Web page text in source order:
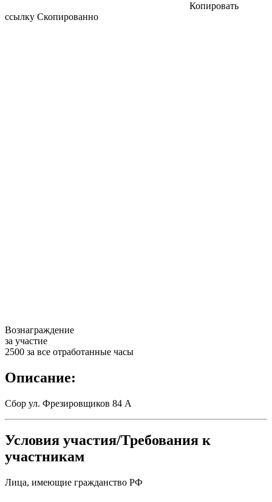
Копировать
ссылку Скопированно
Вознаграждение
за участие
2500 за все отработанные часы
Описание:
Сбор ул. Фрезировщиков 84 А
Условия участия/Требования к
участникам
Лица, имеющие гражданство РФ